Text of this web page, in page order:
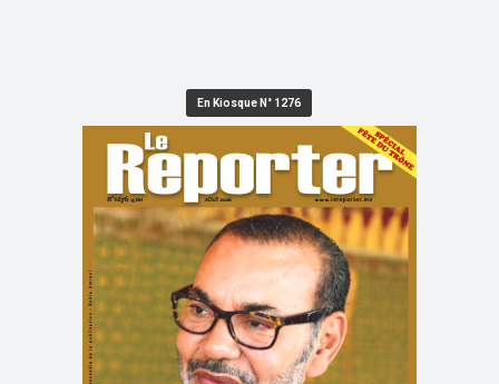
En Kiosque N° 1276